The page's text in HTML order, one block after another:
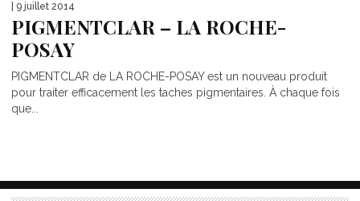
| 9 juillet 2014
PIGMENTCLAR – LA ROCHE-
POSAY
PIGMENTCLAR de LA ROCHE-POSAY est un nouveau produit
pour traiter efficacement les taches pigmentaires. À chaque fois
que...